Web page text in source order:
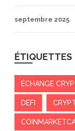
septembre 2025
ÉTIQUETTES
ÉCHANGE
DEFI